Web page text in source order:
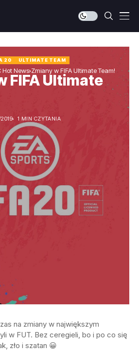
Hot News Zmiany w FIFA Ultimate Team!
20 ULTIMATE TEAM
FIFA Ultimate
1 MIN CZYTANIA
na zmiany w największym
w FUT. Bez ceregieli, bo i po co się
zło i szatan 😀